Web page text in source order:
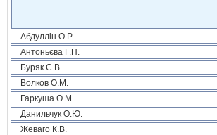
Абдуллін О.Р.
Антоньєва Г.П.
Буряк С.В.
Волков О.М.
Гаркуша О.М.
Данильчук О.Ю.
Жеваго К.В.